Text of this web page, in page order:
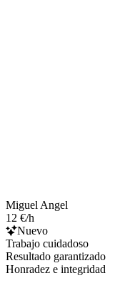
Miguel Angel
12 €/h
Nuevo
Trabajo cuidadoso
Resultado garantizado
Honradez e integridad